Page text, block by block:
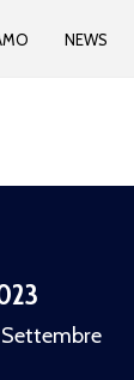
NEWS
Settembre